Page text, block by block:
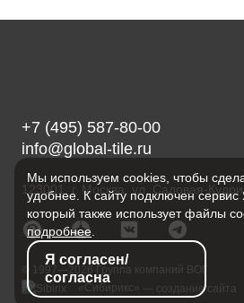
+7 (495) 587-80-00
info@global-tile.ru
123001, г. Москва, ул. Садовая-
© 1997—2026 Группа компаний ВОГ
«Сибирикс» — создание сайта
Мы используем cookies, чтобы
удобнее. К сайту подключен
который также использует файлы
подробнее.
Я согласен/
согласна